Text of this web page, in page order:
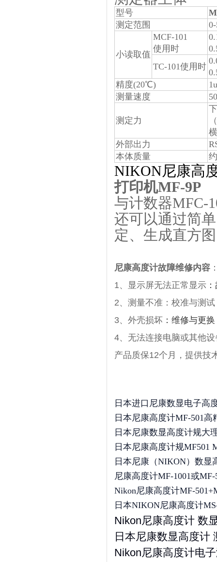
型号
测定范围
小读取值
MCF-101
使用时
TC-101使用时
精度(20℃)
测量速度
测定力
外部出力
本体质量
NIKON尼康高
打印机MF-9P
与计数器MFC-
还可以通过简
定、生成直方
尼康高度计故障维修内容
1、 显示屏无法正常显示 ‌：
2、 测量不准： 校准与测试
3、 外壳损坏 ‌： 维修与更换
4、 无法连接电脑或其他
产品质保12个月，提供技
日本进口尼康数显电子高
日本尼康高度计MF-501
日本尼康数显高度计规大
日本尼康高度计规MF501
日本尼康（NIKON）数显
尼康高度计MF-1001或
Nikon尼康高度计MF-
日本NIKON尼康高度计
Nikon尼康高度计 数
日本尼康数显高度计
Nikon尼康高度计电